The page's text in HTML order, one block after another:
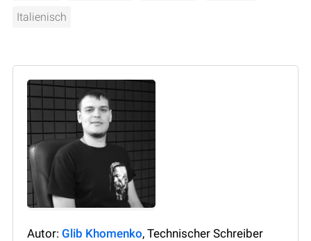
Italienisch
Autor: Glib Khomenko, Technischer Schreiber